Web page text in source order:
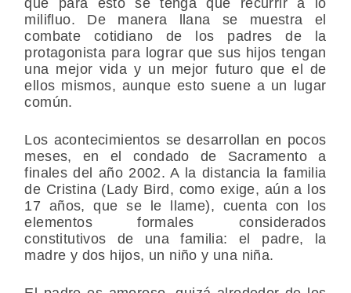
milifluo. De manera llana se muestra el
combate cotidiano de los padres de la
protagonista para lograr que sus hijos tengan
una mejor vida y un mejor futuro que el de
ellos mismos, aunque esto suene a un lugar
común.
Los acontecimientos se desarrollan en pocos
meses, en el condado de Sacramento a
finales del año 2002. A la distancia la familia
de Cristina (Lady Bird, como exige, aún a los
17 años, que se le llame), cuenta con los
elementos formales considerados
constitutivos de una familia: el padre, la
madre y dos hijos, un niño y una niña.